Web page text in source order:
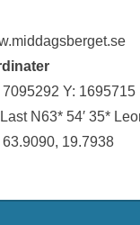
7095292 Y: 1695715
N63* 54′ 35*
19.7938